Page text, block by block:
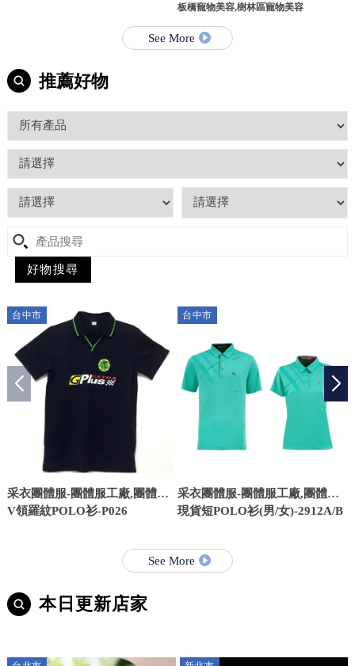
板橋寵物美容,樹林區寵物美容
See More
推薦好物
台中市
采衣團體服-團體服工廠,團體服,
台中團體服工廠,台中團體服
V領羅紋POLO衫-P026
台中市
采衣團體服-團體服工廠,團體服,
台中團體服工廠,台中團體服
現貨短POLO衫(男/女)-2912A/B
See More
本日更新店家